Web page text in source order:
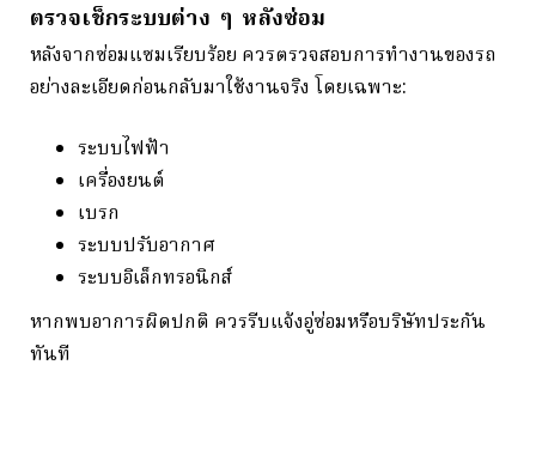
ตรวจเช็กระบบต่าง ๆ หลังซ่อม
หลังจากซ่อมแซมเรียบร้อย ควรตรวจสอบการทำงานของรถ
อย่างละเอียดก่อนกลับมาใช้งานจริง โดยเฉพาะ:
ระบบไฟฟ้า
เครื่องยนต์
เบรก
ระบบปรับอากาศ
ระบบอิเล็กทรอนิกส์
หากพบอาการผิดปกติ ควรรีบแจ้งอู่ซ่อมหรือบริษัทประกัน
ทันที